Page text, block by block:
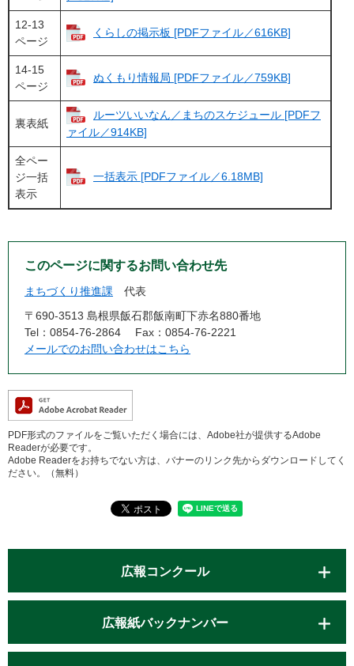
12-13
ページ
くらしの掲示板 [PDFファイル／616KB]
14-15
ページ
ぬくもり情報局 [PDFファイル／759KB]
裏表紙
ルーツいいなん／まちのスケジュール [PDFフ
ァイル／914KB]
全ペー
ジ一括
表示
一括表示 [PDFファイル／6.18MB]
このページに関するお問い合わせ先
まちづくり推進課
代表
〒690-3513 島根県飯石郡飯南町下赤名880番地
Tel：0854-76-2864
Fax：0854-76-2221
メールでのお問い合わせはこちら
PDF形式のファイルをご覧いただく場合には、Adobe社が提供するAdobe
Readerが必要です。
Adobe Readerをお持ちでない方は、バナーのリンク先からダウンロードしてく
ださい。（無料）
広報コンクール
広報紙バックナンバー